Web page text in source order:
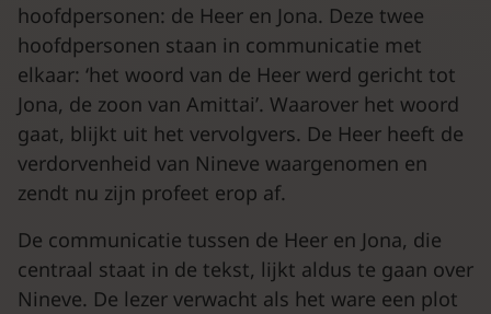
hoofdpersonen: de Heer en Jona. Deze twee
hoofdpersonen staan in communicatie met
elkaar: ‘het woord van de Heer werd gericht tot
Jona, de zoon van Amittai’. Waarover het woord
gaat, blijkt uit het vervolgvers. De Heer heeft de
verdorvenheid van Nineve waargenomen en
zendt nu zijn profeet erop af.
De communicatie tussen de Heer en Jona, die
centraal staat in de tekst, lijkt aldus te gaan over
Nineve. De lezer verwacht als het ware een plot